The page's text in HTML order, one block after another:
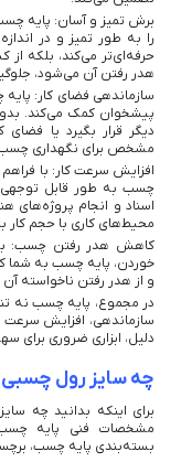
برش تمیز و آسان: پایه
را به طور تمیز و در
حرفه‌ای‌تر می‌کند، بلکه
هدر رفتن آن می‌شود،
سازماندهی فضای کار:
پیشخوان کمک می‌کند.
دیگر قرار بگیرد یا
مشخص برای نگهداری چسب
افزایش سرعت کار: با
چسب به طور قابل توجهی
اسناد و انجام پروژه‌های
محیط‌های کاری با حجم کار
کاهش هدر رفتن چسب: با
خوردن، پایه چسب به شما
و از هدر رفتن ناخواسته آن
در مجموع، پایه چسب نه
سازماندهی، افزایش
دلیل، ابزاری ضروری
چه سایز رول
برای اینکه بدانید چه
مشخصات فنی پایه چسب
بسته‌بندی پایه چسب،